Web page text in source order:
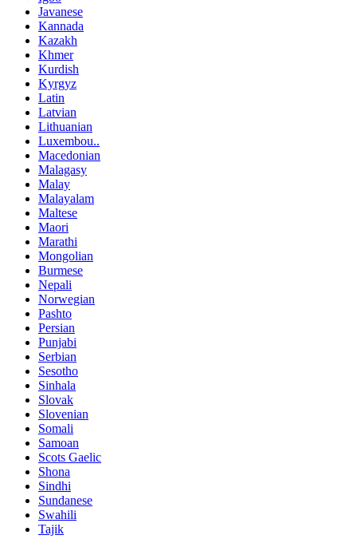
Javanese
Kannada
Kazakh
Khmer
Kurdish
Kyrgyz
Latin
Latvian
Lithuanian
Luxembou..
Macedonian
Malagasy
Malay
Malayalam
Maltese
Maori
Marathi
Mongolian
Burmese
Nepali
Norwegian
Pashto
Persian
Punjabi
Serbian
Sesotho
Sinhala
Slovak
Slovenian
Somali
Samoan
Scots Gaelic
Shona
Sindhi
Sundanese
Swahili
Tajik